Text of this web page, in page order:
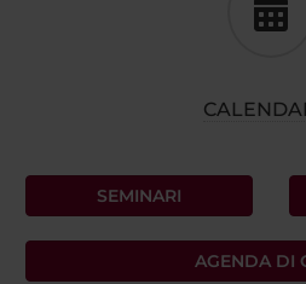
SEMINARI
AGENDA DI